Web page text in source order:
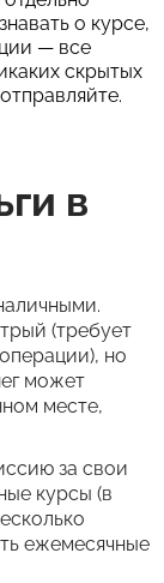
о курсе,
— все
скрытых
в
(требует
но
может
месте,
за свои
курсы (в
ежемесячные